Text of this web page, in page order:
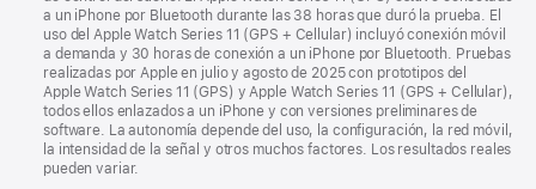
a un iPhone por Bluetooth durante las 38 horas que duró la prueba. El
uso del Apple Watch Series 11 (GPS + Cellular) incluyó conexión móvil
a demanda y 30 horas de conexión a un iPhone por Bluetooth. Pruebas
realizadas por Apple en julio y agosto de 2025 con prototipos del
Apple Watch Series 11 (GPS) y Apple Watch Series 11 (GPS + Cellular),
todos ellos enlazados a un iPhone y con versiones preliminares de
software. La autonomía depende del uso, la configuración, la red móvil,
la intensidad de la señal y otros muchos factores. Los resultados reales
pueden variar.